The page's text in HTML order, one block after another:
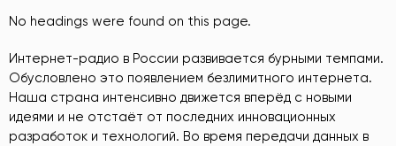
No headings were found on this page.
Интернет-радио в России развивается бурными темпами.
Обусловлено это появлением безлимитного интернета.
Наша страна интенсивно движется вперёд с новыми
идеями и не отстаёт от последних инновационных
разработок и технологий. Во время передачи данных в